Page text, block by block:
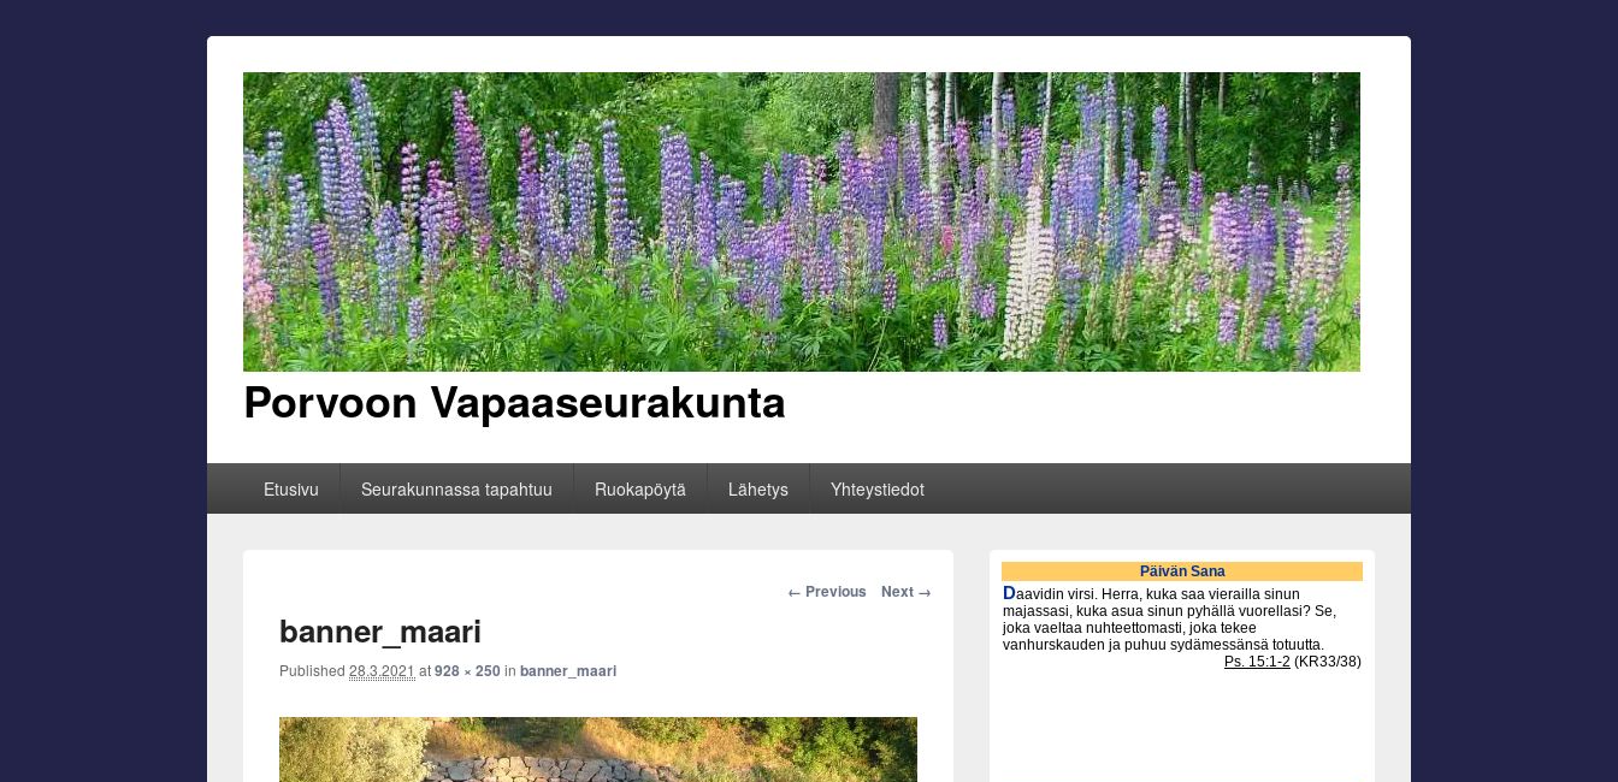
Porvoon Vapaaseurakunta
Etusivu Seurakunnassa tapahtuu Ruokapöytä Lähetys Yhteystiedot
Image
← Previous Next →
banner_maari
Published 28.3.2021 at928 × 250in banner_maari
Primary
Sidebar
Widget
Area